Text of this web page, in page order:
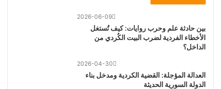
2026-06-09
بين حادثة علم وحرب روايات: كيف تُستغل
الأخطاء الفردية لضرب البيت الكُردي من
الداخل؟
2026-04-30
العدالة المؤجلة: القضية الكردية ومدخل بناء
الدولة السورية الحديثة